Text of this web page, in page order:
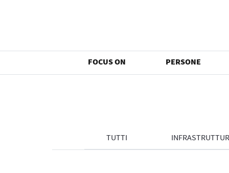
FOCUS ON PERSONE
TUTTI